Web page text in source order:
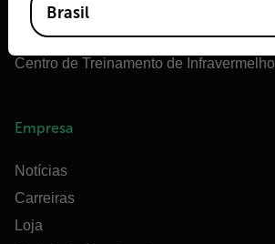
Extech
Raymarine
Centro de Treinamento de Infravermelho
Empresa
Notícias
Carreiras
Loja
Brasil